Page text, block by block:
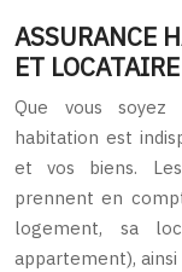
ASSURANCE
ET LOCATAIRE
Que vous soyez
habitation est
et vos biens. Les
prennent en
logement, sa
appartement),